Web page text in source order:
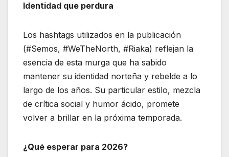
Identidad que perdura
Los hashtags utilizados en la publicación
(#Semos, #WeTheNorth, #Riaka) reflejan la
esencia de esta murga que ha sabido
mantener su identidad norteña y rebelde a lo
largo de los años. Su particular estilo, mezcla
de crítica social y humor ácido, promete
volver a brillar en la próxima temporada.
¿Qué esperar para 2026?